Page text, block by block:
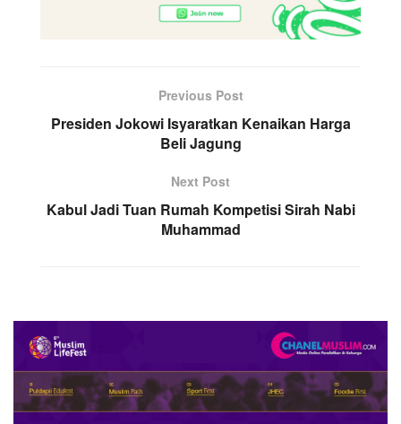
Previous Post
Presiden Jokowi Isyaratkan Kenaikan Harga
Beli Jagung
Next Post
Kabul Jadi Tuan Rumah Kompetisi Sirah Nabi
Muhammad